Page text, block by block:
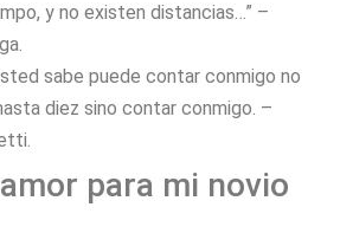
y no existen distancias…” –
sabe puede contar conmigo no
diez sino contar conmigo. –
para mi novio